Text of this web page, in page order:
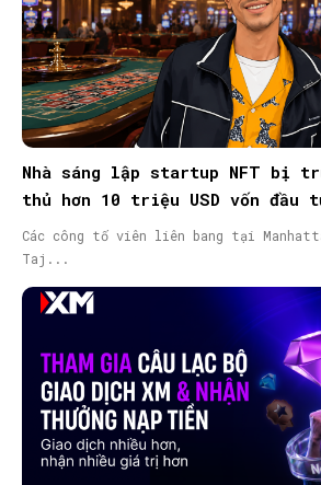
Nhà sáng lập startup NFT bị
thủ hơn 10 triệu USD vốn đầu
Các công tố viên liên bang tại
Taj...